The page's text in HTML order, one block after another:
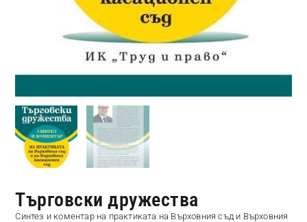
Търговски дружества
Синтез и коментар на практиката на Върховния съд и Върховния